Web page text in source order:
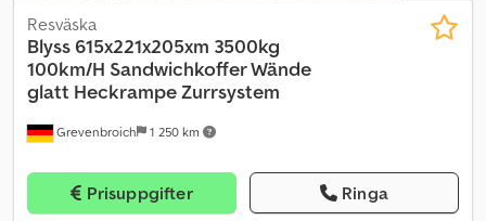
Grevenbroich 1 250 km
Resväska
Blyss 615x221x205xm 3500kg
100km/H Sandwichkoffer Wände
glatt Heckrampe Zurrsystem
Prisuppgifter Ringa